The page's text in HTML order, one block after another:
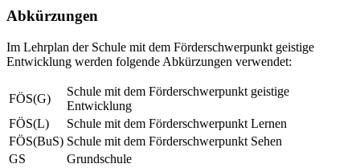
Abkürzungen
Im Lehrplan der Schule mit dem Förderschwerpunkt geistige
Entwicklung werden folgende Abkürzungen verwendet:
FÖS(G)
Schule mit dem Förderschwerpunkt geistige
Entwicklung
FÖS(L)
Schule mit dem Förderschwerpunkt Lernen
FÖS(BuS) Schule mit dem Förderschwerpunkt Sehen
GS
Grundschule